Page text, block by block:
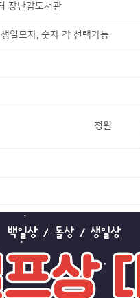
장난감도서관
일모자, 숫자 각 선택가능
정원